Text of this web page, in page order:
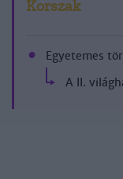
Korszak
Egyetemes
A II.